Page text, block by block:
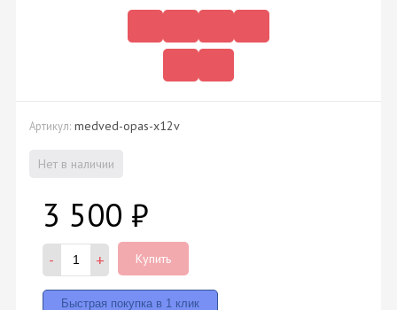
Артикул: medved-opas-x12v
Нет в наличии
3 500 ₽
- + Купить